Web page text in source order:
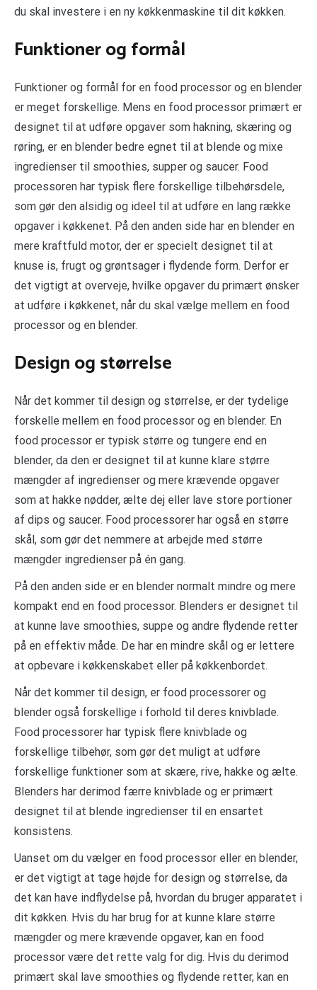
du skal investere i en ny køkkenmaskine til dit køkken.
Funktioner og formål
Funktioner og formål for en food processor og en blender
er meget forskellige. Mens en food processor primært er
designet til at udføre opgaver som hakning, skæring og
røring, er en blender bedre egnet til at blende og mixe
ingredienser til smoothies, supper og saucer. Food
processoren har typisk flere forskellige tilbehørsdele,
som gør den alsidig og ideel til at udføre en lang række
opgaver i køkkenet. På den anden side har en blender en
mere kraftfuld motor, der er specielt designet til at
knuse is, frugt og grøntsager i flydende form. Derfor er
det vigtigt at overveje, hvilke opgaver du primært ønsker
at udføre i køkkenet, når du skal vælge mellem en food
processor og en blender.
Design og størrelse
Når det kommer til design og størrelse, er der tydelige
forskelle mellem en food processor og en blender. En
food processor er typisk større og tungere end en
blender, da den er designet til at kunne klare større
mængder af ingredienser og mere krævende opgaver
som at hakke nødder, ælte dej eller lave store portioner
af dips og saucer. Food processorer har også en større
skål, som gør det nemmere at arbejde med større
mængder ingredienser på én gang.
På den anden side er en blender normalt mindre og mere
kompakt end en food processor. Blenders er designet til
at kunne lave smoothies, suppe og andre flydende retter
på en effektiv måde. De har en mindre skål og er lettere
at opbevare i køkkenskabet eller på køkkenbordet.
Når det kommer til design, er food processorer og
blender også forskellige i forhold til deres knivblade.
Food processorer har typisk flere knivblade og
forskellige tilbehør, som gør det muligt at udføre
forskellige funktioner som at skære, rive, hakke og ælte.
Blenders har derimod færre knivblade og er primært
designet til at blende ingredienser til en ensartet
konsistens.
Uanset om du vælger en food processor eller en blender,
er det vigtigt at tage højde for design og størrelse, da
det kan have indflydelse på, hvordan du bruger apparatet i
dit køkken. Hvis du har brug for at kunne klare større
mængder og mere krævende opgaver, kan en food
processor være det rette valg for dig. Hvis du derimod
primært skal lave smoothies og flydende retter, kan en